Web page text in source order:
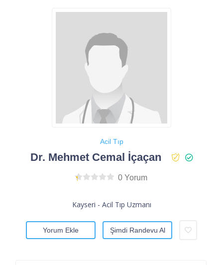
Acil Tıp
Dr. Mehmet Cemal İçaçan
0 Yorum
Kayseri - Acil Tıp Uzmanı
Yorum Ekle Şimdi Randevu Al